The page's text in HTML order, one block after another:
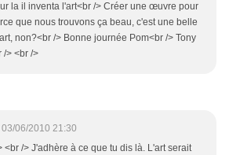
la il inventa l'art<br /> Créer une œuvre pour
que nous trouvons ça beau, c'est une belle
non?<br /> Bonne journée Pom<br /> Tony
/> <br />
03/06/2010 21:30
<br /> J'adhère à ce que tu dis là. L'art serait